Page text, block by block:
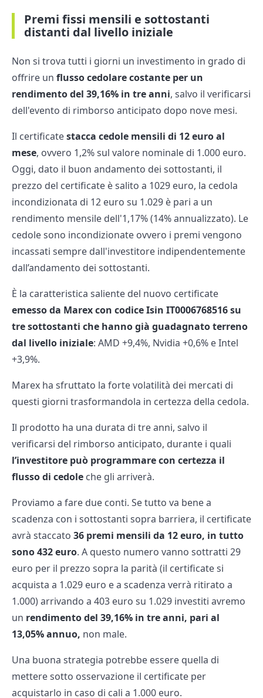
Premi fissi mensili e sottostanti
distanti dal livello iniziale
Non si trova tutti i giorni un investimento in grado di
offrire un flusso cedolare costante per un
rendimento del 39,16% in tre anni, salvo il verificarsi
dell'evento di rimborso anticipato dopo nove mesi.
Il certificatestacca cedole mensili di 12 euro al
mese, ovvero 1,2% sul valore nominale di 1.000 euro.
Oggi, dato il buon andamento dei sottostanti, il
prezzo del certificate è salito a 1029 euro, la cedola
incondizionata di 12 euro su 1.029 è pari a un
rendimento mensile dell'1,17% (14% annualizzato). Le
cedole sono incondizionate ovvero i premi vengono
incassati sempre dall'investitore indipendentemente
dall’andamento dei sottostanti.
È la caratteristica saliente del nuovo certificate
emesso da Marex con codice Isin IT0006768516 su
tre sottostanti che hanno già guadagnato terreno
dal livello iniziale: AMD +9,4%, Nvidia +0,6% e Intel
+3,9%.
Marex ha sfruttato la forte volatilità dei mercati di
questi giorni trasformandola in certezza della cedola.
Il prodotto ha una durata di tre anni, salvo il
verificarsi del rimborso anticipato, durante i quali
l’investitore può programmare con certezza il
flusso di cedole che gli arriverà.
Proviamo a fare due conti. Se tutto va bene a
scadenza con i sottostanti sopra barriera, il certificate
avrà staccato 36 premi mensili da 12 euro, in tutto
sono 432 euro. A questo numero vanno sottratti 29
euro per il prezzo sopra la parità (il certificate si
acquista a 1.029 euro e a scadenza verrà ritirato a
1.000) arrivando a 403 euro su 1.029 investiti avremo
un rendimento del 39,16% in tre anni, pari al
13,05% annuo, non male.
Una buona strategia potrebbe essere quella di
mettere sotto osservazione il certificate per
acquistarlo in caso di cali a 1.000 euro.